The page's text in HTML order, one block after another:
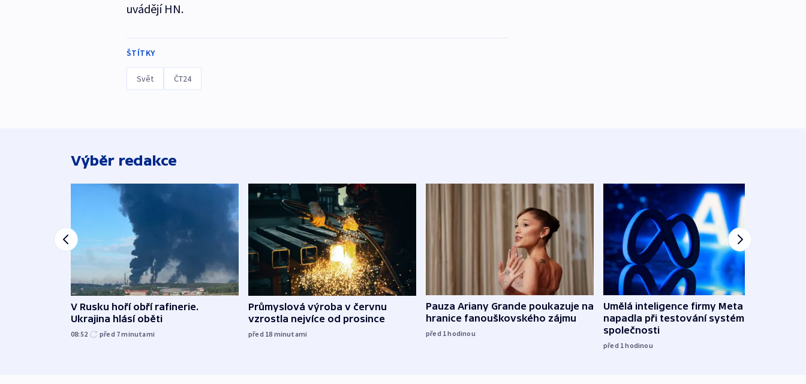
uvádějí HN.
ŠTÍTKY
Svět ČT24
Výběr redakce
V Rusku hoří obří rafinerie.
Ukrajina hlásí oběti
08:52 před 7minutami
Průmyslová výroba v červnu
vzrostla nejvíce od prosince
před 18 minutami
Pauza Ariany Grande poukazuje na
hranice fanouškovského zájmu
před 1hodinou
Umělá inteligence firmy Meta
napadla při testování systém jiné
společnosti
před 1hodinou